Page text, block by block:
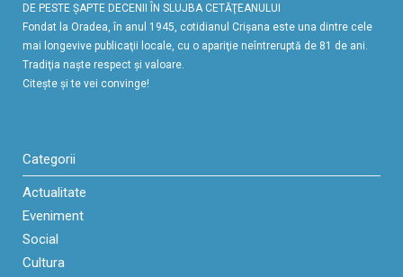
DE PESTE ŞAPTE DECENII ÎN SLUJBA CETĂŢEANULUI
Fondat la Oradea, în anul 1945, cotidianul Crişana este una dintre cele
mai longevive publicaţii locale, cu o apariţie neîntreruptă de 81 de ani.
Tradiţia naşte respect şi valoare.
Citeşte şi te vei convinge!
Categorii
Actualitate
Eveniment
Social
Cultura